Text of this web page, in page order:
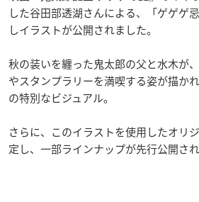
した谷田部透湖さんによる、「ゲゲゲ
しイラストが公開されました。
秋の装いを纏った鬼太郎の父と水木が
やスタンプラリーを満喫する姿が描か
の特別なビジュアル。
さらに、このイラストを使用したオリ
定し、一部ラインナップが先行公開され